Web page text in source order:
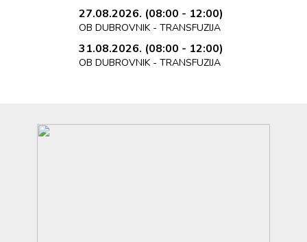
27.08.2026. (08:00 - 12:00)
OB DUBROVNIK - TRANSFUZIJA
31.08.2026. (08:00 - 12:00)
OB DUBROVNIK - TRANSFUZIJA